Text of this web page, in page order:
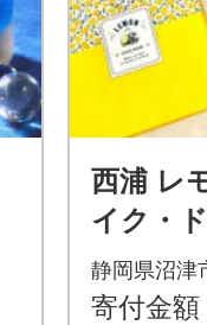
西浦 レ
イク・
合計5個
静岡県沼津
寄付金額